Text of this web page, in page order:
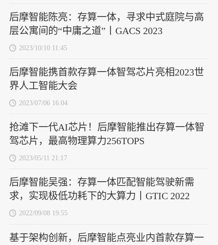
后摩智能陈亮：存算一体，寻求中式庭院与高
层公寓间的“中庸之道”丨GACS 2023
2023/10/10 11:45
后摩智能携首款存算一体智驾芯片亮相2023世
界人工智能大会
2023/07/06 16:04
抢滩下一代AI芯片！后摩智能推出存算一体智
驾芯片，最高物理算力256TOPS
2023/05/11 21:17
后摩智能吴强：存算一体匹配智能驾驶新需
求，实现极低功耗下的大算力丨GTIC 2022
2022/09/08 19:55
基于架构创新，后摩智能点亮业内首款存算一